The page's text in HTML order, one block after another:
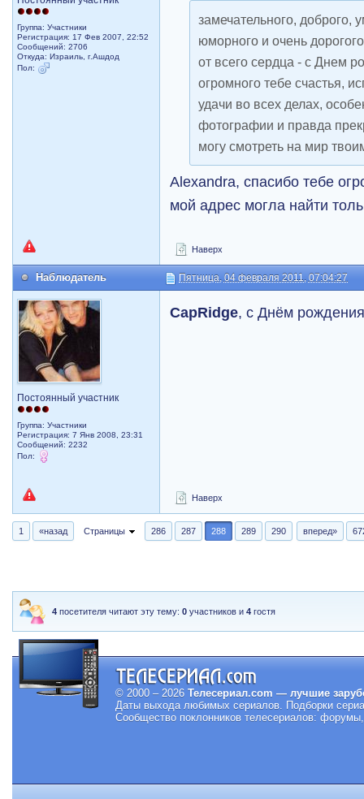
Группа: Участники
Регистрация: 17 Фев 2007, 22:52
Сообщений: 2706
Откуда: Израиль, г.Ашдод
Пол:
замечательного, доброго,
юморного и очень
от всего сердца - с Днем
огромного тебе счастья,
удачи во всех делах,
фотографии и правда
могу смотреть на мир
Alexandra, спасибо тебе
мой адрес могла найти
Наверх
Наблюдатель Пятница, 04 февраля 2011, 07:04:27
Постоянный участник
Группа: Участники
Регистрация: 7 Янв 2008, 23:31
Сообщений: 2232
Пол:
CapRidge, с Днём
Наверх
1 «назад Страницы 286 287 288 289 290 вперед»
4 посетителя читают эту тему:0 участников и4 гостя
© 2000 – 2026 Телесериал.com — лучшие
Даты выхода любимых сериалов. Подборки
Сообщество поклонников телесериалов: